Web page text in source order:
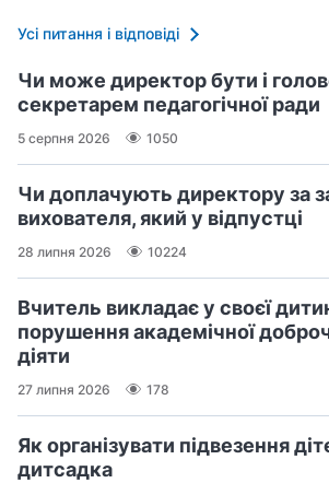
Усі питання і відповіді
Чи може директор бути і
секретарем педагогічної ради
5 серпня 2026 1050
Чи доплачують директору за
вихователя, який у відпустці
28 липня 2026 10224
Вчитель викладає у своєї
порушення академічної
діяти
27 липня 2026 178
Як організувати підвезення
дитсадка